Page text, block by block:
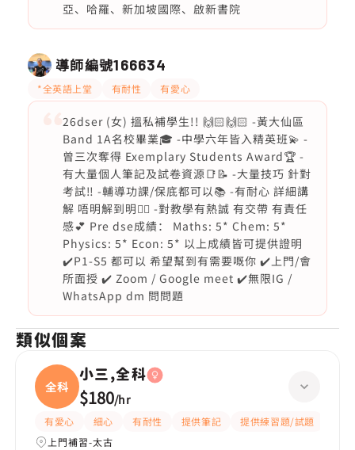
亞、哈羅、新加坡國際、啟新書院
導師編號166634
*全英語上堂 有耐性 有愛心
26dser (女) 搵私補學生!! 🙌🏻🙌🏻 -黃大仙區
Band 1A名校畢業🎓 -中學六年皆入精英班💫 -
曾三次奪得 Exemplary Students Award🏆 -
有大量個人筆記及試卷資源📑📝 -大量技巧 針對
考試‼️ -輔導功課/保底都可以📚 -有耐心 詳細講
解 唔明解到明❤️‍🔥 -對教學有熱誠 有交帶 有責任
感💕 Pre dse成績： Maths: 5* Chem: 5*
Physics: 5* Econ: 5* 以上成績皆可提供證明
✔️P1-S5 都可以 希望幫到有需要嘅你 ✔️上門/會
所面授 ✔️ Zoom / Google meet ✔️無限IG /
WhatsApp dm 問問題
類似個案
全科
小三,全科
$180/hr
有愛心 細心 有耐性 提供筆記 提供練習題/試題
上門補習-太古